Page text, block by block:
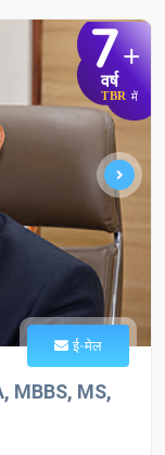
7+
वर्ष
TBR में
ई-मेल
MBBS, MS,